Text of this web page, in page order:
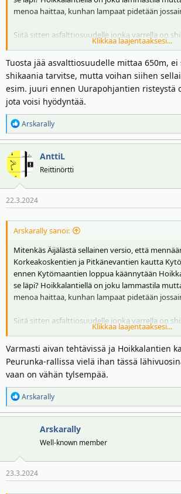
t
a
ä
menoa haittaa, kunhan lampaat pidetään
Siitä sitten asfalttiosuudelle jonka varrella on
Klikkaa laajentaaksesi...
Tuosta jää asvalttiosuudelle mittaa 650m,
shikaania tarvitse, mutta voihan siihen
esim. juuri ennen Uurapohjantien risteystä
jota voisi hyödyntää.
R
e
a
k
o
t
Arskarally
AnttiL
Reittinörtti
22.3.2024
Arskarally sanoi:
Mitenkäs Äijälästä sellainen versio, että
Korkeakoskentien ja Pitkänevantien kautta
ennen Kytömaantien loppua käännytään
se läpi? Hoikkalantiellä on joku lammastila
menoa haittaa, kunhan lampaat pidetään
Siitä sitten asfalttiosuudelle jonka varrella on
Klikkaa laajentaaksesi...
Varmasti aivan tehtävissä ja Hoikkalantien
Peurunka-rallissa vielä ihan tässä
vaan on vähän tylsempää.
R
e
a
o
t
Arskarally
Arskarally
Well-known member
23.3.2024